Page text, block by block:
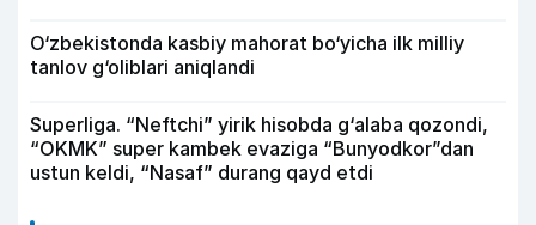
O‘zbekistonda kasbiy mahorat bo‘yicha ilk milliy
tanlov g‘oliblari aniqlandi
Superliga. “Neftchi” yirik hisobda g‘alaba qozondi,
“OKMK” super kambek evaziga “Bunyodkor”dan
ustun keldi, “Nasaf” durang qayd etdi